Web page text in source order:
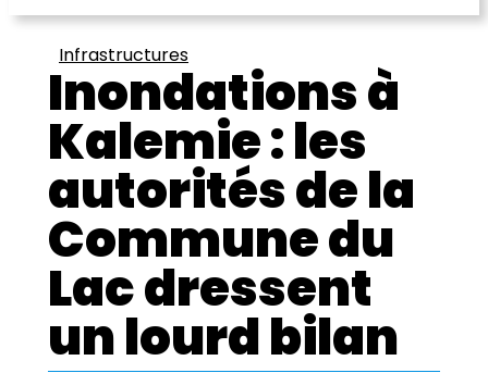
Infrastructures
Inondations à
Kalemie : les
autorités de la
Commune du
Lac dressent
un lourd bilan